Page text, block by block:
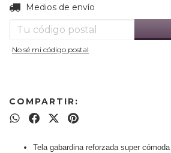
Entregas para el CP:
Medios de envío
No sé mi código postal
COMPARTIR:
Tela gabardina reforzada super cómoda